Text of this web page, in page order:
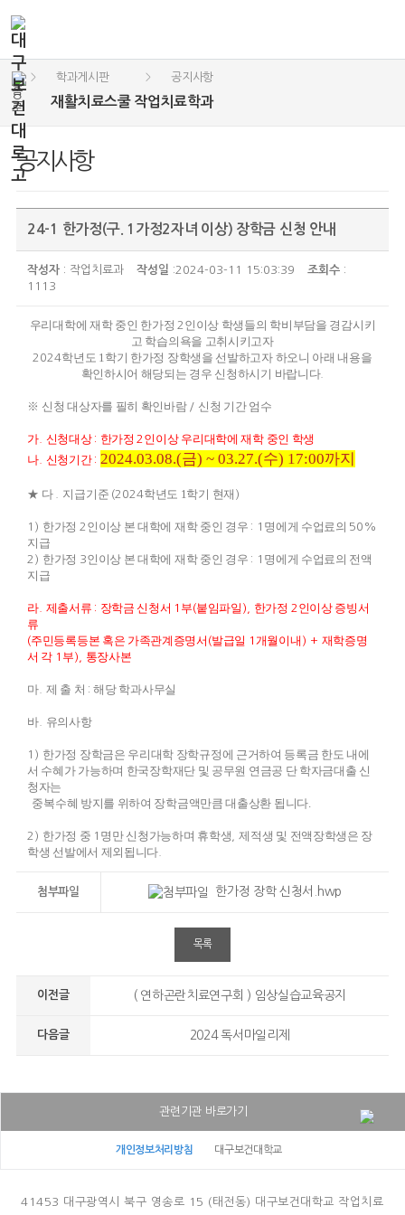
재활치료스쿨 작업치료학과
> 학과게시판 > 공지사항
공지사항
24-1 한가정(구. 1가정2자녀 이상) 장학금 신청 안내
작성자 : 작업치료과 작성일 :2024-03-11 15:03:39 조회수 :
1113
우리대학에 재학 중인 한가정 2 인이상 학생들의 학비부담을 경감시키
고 학습의욕을 고취시키고자
2024학년도 1 학기 한가정 장학생을 선발하고자 하오니 아래 내용을
확인하시어 해당되는 경우 신청하시기 바랍니다.
※ 신청 대상자를 필히 확인바람 / 신청 기간 엄수
가. 신청대상 : 한가정 2 인이상 우리대학에 재학 중인 학생
나. 신청기간 : 2024.03.08.(금) ~ 03.27.(수) 17:00까지
★ 다 지급기준 (2024학년도 1 학기 현재 )
1) 한가정 2 인이상 본 대학에 재학 중인 경우 : 1 명에게 수업료의 50%
지급
2) 한가정 3인이상 본 대학에 재학 중인 경우 : 1 명에게 수업료의 전액
지급
라. 제출서류 : 장학금 신청서 1 부(붙임파일 ), 한가정 2 인이상 증빙서
류
(주민등록등본 혹은 가족관계증명서 (발급일 1 개월이내 ) + 재학증명
서 각 1 부), 통장사본
마. 제 출 처 :해당 학과사무실
바. 유의사항
1) 한가정 장학금은 우리대학 장학규정에 근거하여 등록금 한도 내에
서 수혜가 가능하며 한국장학재단 및 공무원 연금공 단 학자금대출 신
청자는
중복수혜 방지를 위하여 장학금액만큼 대출상환 됩니다
2) 한가정 중 1 명만 신청가능하며 휴학생 ,제적생 및 전액장학생은 장
학생 선발에서 제외됩니다
첨부파일 한가정 장학 신청서.hwp
목록
이전글 ( 연하곤란치료연구회 ) 임상실습교육공지
다음글 2024 독서마일리제
관련기관 바로가기
대구보건대학교병원
대구보건대학교
개인정보처리방침 대구보건대학교
41453 대구광역시 북구 영송로 15 (태전동) 대구보건대학교 작업치료